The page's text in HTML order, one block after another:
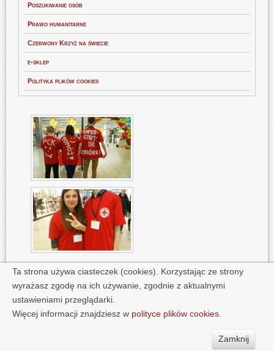
Poszukiwanie osób
Prawo humanitarne
Czerwony Krzyż na świecie
e-sklep
Polityka plików cookies
Polityka plików cookies 2014 PCK Białystok | copyright © 2013
Ta strona używa ciasteczek (cookies). Korzystając ze strony
wyrażasz zgodę na ich używanie, zgodnie z aktualnymi
ustawieniami przeglądarki.
Więcej informacji znajdziesz w polityce plików cookies.
Zamknij